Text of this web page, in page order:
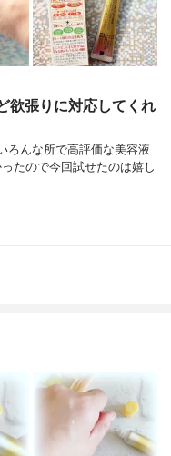
欲張りに対応してくれ
ろんな所で高評価な美容液
たので今回試せたのは嬉し